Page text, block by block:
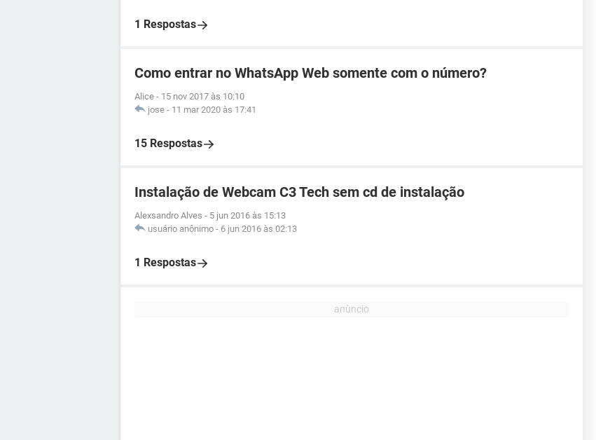
1 Respostas
Como entrar no WhatsApp Web somente com o número?
Alice - 15 nov 2017 às 10:10
jose - 11 mar 2020 às 17:41
15 Respostas
Instalação de Webcam C3 Tech sem cd de instalação
Alexsandro Alves - 5 jun 2016 às 15:13
usuário anônimo - 6 jun 2016 às 02:13
1 Respostas